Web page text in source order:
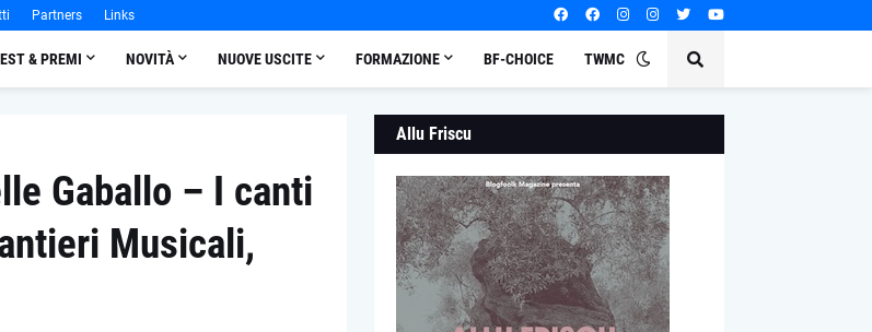
Partners Links
& PREMI NOVITÀ NUOVE USCITE FORMAZIONE BF-CHOICE TWMC
Gaballo – I canti
Musicali,
Allu Friscu